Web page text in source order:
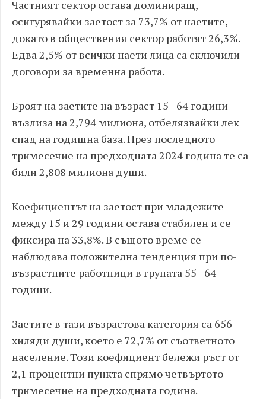
Частният сектор остава доминиращ,
осигурявайки заетост за 73,7% от наетите,
докато в обществения сектор работят 26,3%.
Едва 2,5% от всички наети лица са сключили
договори за временна работа.
Броят на заетите на възраст 15 - 64 години
възлиза на 2,794 милиона, отбелязвайки лек
спад на годишна база. През последното
тримесечие на предходната 2024 година те са
били 2,808 милиона души.
Коефициентът на заетост при младежите
между 15 и 29 години остава стабилен и се
фиксира на 33,8%. В същото време се
наблюдава положителна тенденция при по-
възрастните работници в групата 55 - 64
години.
Заетите в тази възрастова категория са 656
хиляди души, което е 72,7% от съответното
население. Този коефициент бележи ръст от
2,1 процентни пункта спрямо четвъртото
тримесечие на предходната година.